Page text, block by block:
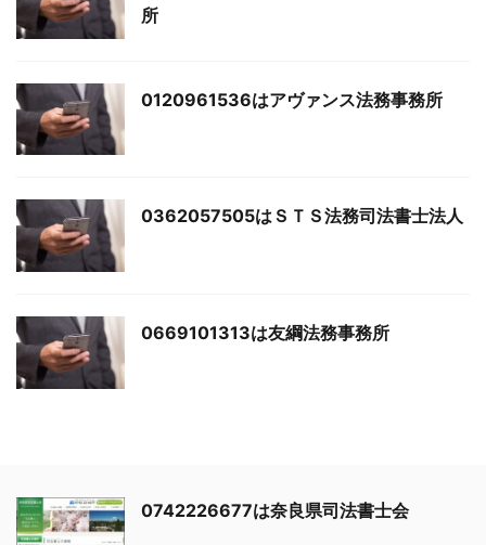
所
0120961536はアヴァンス法務事務所
0362057505はＳＴＳ法務司法書士法人
0669101313は友綱法務事務所
0742226677は奈良県司法書士会